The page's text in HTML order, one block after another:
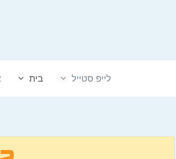
לייפ סטייל בית